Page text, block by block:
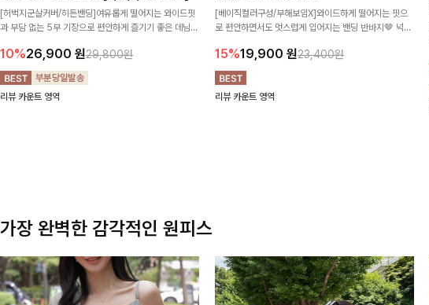
[허벅지군살커버/히든밴딩]여유롭게 떨어지는 와이드핏
과 부담 없는 5부 기장으로 편안하게 즐기기 좋은 데님
디한 무드로 연출
10%26,900 원29,800원
리뷰 카운트 영역
[베이직컬러구성/부해보임X]와이드하게 떨어지는 핏으
로 편안하면서도 멋스럽게 입어지는 밴딩 반바지🤎 넉넉
높게 즐겨지는 아이템!
15%19,900 원23,400원
리뷰 카운트 영역
가장 완벽한 감각적인 원피스